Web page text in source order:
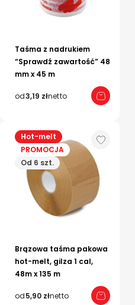
Taśma z nadrukiem
“Sprawdź zawartość” 48
mm x 45 m
od3,19 złnetto
Hot-melt
PROMOCJA
Od 6 szt.
Brązowa taśma pakowa
hot-melt, gilza 1 cal,
48m x 135 m
od5,90 złnetto